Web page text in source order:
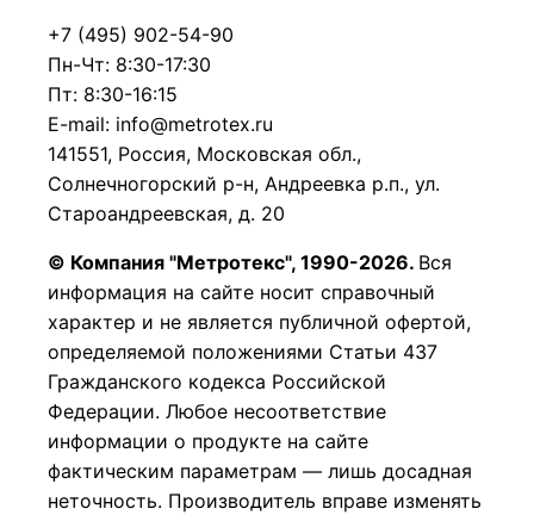
+7 (495) 902-54-90
Пн-Чт: 8:30-17:30
Пт: 8:30-16:15
E-mail: info@metrotex.ru
141551, Россия, Московская обл.,
Солнечногорский р-н, Андреевка р.п., ул.
Староандреевская, д. 20
© Компания "Метротекс", 1990-2026. Вся
информация на сайте носит справочный
характер и не является публичной офертой,
определяемой положениями Статьи 437
Гражданского кодекса Российской
Федерации. Любое несоответствие
информации о продукте на сайте
фактическим параметрам — лишь досадная
неточность. Производитель вправе изменять